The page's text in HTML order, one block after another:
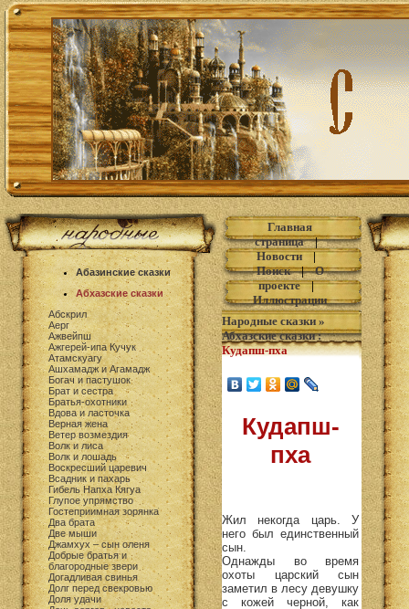
Абазинские сказки
Абхазские сказки
Абскрил
Аерг
Ажвейпш
Ажгерей-ипа Кучук
Атамскуагу
Ашхамадж и Агамадж
Богач и пастушок
Брат и сестра
Братья-охотники
Вдова и ласточка
Верная жена
Ветер возмездия
Волк и лиса
Волк и лошадь
Воскресший царевич
Всадник и пахарь
Гибель Напха Кягуа
Глупое упрямство
Гостеприимная зорянка
Два брата
Две мыши
Джамхух – сын оленя
Добрые братья и
благородные звери
Догадливая свинья
Долг перед свекровью
Доля удачи
Главная
страница|
Новости|
Поиск|О
проекте|
Иллюстрации
Народные сказки »
Абхазские сказки:
Кудапш-пха
Кудапш-
пха
Жил некогда царь. У
него был единственный
сын.
Однажды во время
охоты царский сын
заметил в лесу девушку
с кожей черной, как